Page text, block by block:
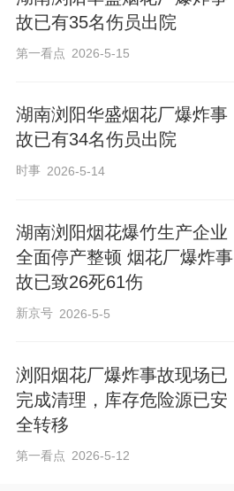
故已有35名伤员出院
第一看点 2026-5-15
湖南浏阳华盛烟花厂爆炸事
故已有34名伤员出院
时事 2026-5-14
湖南浏阳烟花爆竹生产企业
全面停产整顿 烟花厂爆炸事
故已致26死61伤
新京号 2026-5-5
浏阳烟花厂爆炸事故现场已
完成清理，库存危险源已安
全转移
第一看点 2026-5-12